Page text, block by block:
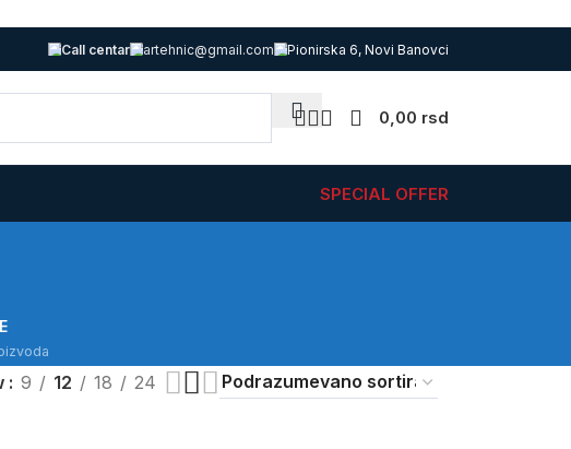
Call centar artehnic@gmail.com Pionirska 6, Novi Banovci
0,00 rsd
SPECIAL OFFER
9 12 18 24